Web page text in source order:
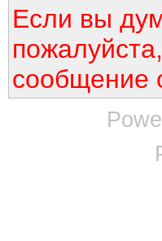
Если вы
сообщение